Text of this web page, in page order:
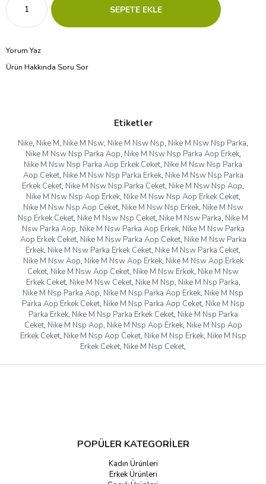
Yorum Yaz
Ürün Hakkında Soru Sor
Etiketler
Nike, Nike M, Nike M Nsw, Nike M Nsw Nsp, Nike M Nsw Nsp Parka,
Nike M Nsw Nsp Parka Aop, Nike M Nsw Nsp Parka Aop Erkek,
Nike M Nsw Nsp Parka Aop Erkek Ceket, Nike M Nsw Nsp Parka
Aop Ceket, Nike M Nsw Nsp Parka Erkek, Nike M Nsw Nsp Parka
Erkek Ceket, Nike M Nsw Nsp Parka Ceket, Nike M Nsw Nsp Aop,
Nike M Nsw Nsp Aop Erkek, Nike M Nsw Nsp Aop Erkek Ceket,
Nike M Nsw Nsp Aop Ceket, Nike M Nsw Nsp Erkek, Nike M Nsw
Nsp Erkek Ceket, Nike M Nsw Nsp Ceket, Nike M Nsw Parka, Nike M
Nsw Parka Aop, Nike M Nsw Parka Aop Erkek, Nike M Nsw Parka
Aop Erkek Ceket, Nike M Nsw Parka Aop Ceket, Nike M Nsw Parka
Erkek, Nike M Nsw Parka Erkek Ceket, Nike M Nsw Parka Ceket,
Nike M Nsw Aop, Nike M Nsw Aop Erkek, Nike M Nsw Aop Erkek
Ceket, Nike M Nsw Aop Ceket, Nike M Nsw Erkek, Nike M Nsw
Erkek Ceket, Nike M Nsw Ceket, Nike M Nsp, Nike M Nsp Parka,
Nike M Nsp Parka Aop, Nike M Nsp Parka Aop Erkek, Nike M Nsp
Parka Aop Erkek Ceket, Nike M Nsp Parka Aop Ceket, Nike M Nsp
Parka Erkek, Nike M Nsp Parka Erkek Ceket, Nike M Nsp Parka
Ceket, Nike M Nsp Aop, Nike M Nsp Aop Erkek, Nike M Nsp Aop
Erkek Ceket, Nike M Nsp Aop Ceket, Nike M Nsp Erkek, Nike M Nsp
Erkek Ceket, Nike M Nsp Ceket,
POPÜLER KATEGORİLER
Kadın Ürünleri
Erkek Ürünleri